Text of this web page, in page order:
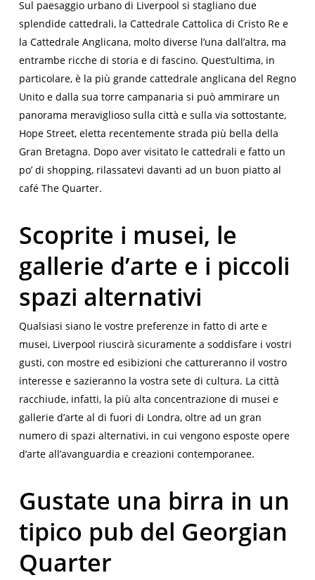
Sul paesaggio urbano di Liverpool si stagliano due
splendide cattedrali, la Cattedrale Cattolica di Cristo Re e
la Cattedrale Anglicana, molto diverse l’una dall’altra, ma
entrambe ricche di storia e di fascino. Quest’ultima, in
particolare, è la più grande cattedrale anglicana del Regno
Unito e dalla sua torre campanaria si può ammirare un
panorama meraviglioso sulla città e sulla via sottostante,
Hope Street, eletta recentemente strada più bella della
Gran Bretagna. Dopo aver visitato le cattedrali e fatto un
po’ di shopping, rilassatevi davanti ad un buon piatto al
café The Quarter.
Scoprite i musei, le
gallerie d’arte e i piccoli
spazi alternativi
Qualsiasi siano le vostre preferenze in fatto di arte e
musei, Liverpool riuscirà sicuramente a soddisfare i vostri
gusti, con mostre ed esibizioni che cattureranno il vostro
interesse e sazieranno la vostra sete di cultura. La città
racchiude, infatti, la più alta concentrazione di musei e
gallerie d’arte al di fuori di Londra, oltre ad un gran
numero di spazi alternativi, in cui vengono esposte opere
d’arte all’avanguardia e creazioni contemporanee.
Gustate una birra in un
tipico pub del Georgian
Quarter